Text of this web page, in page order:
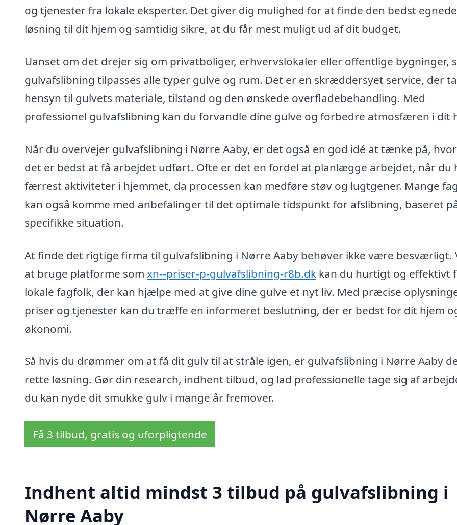
og tjenester fra lokale eksperter. Det giver dig mulighed for at finde den bedst egnede
løsning til dit hjem og samtidig sikre, at du får mest muligt ud af dit budget.
Uanset om det drejer sig om privatboliger, erhvervslokaler eller offentlige bygninger,
gulvafslibning tilpasses alle typer gulve og rum. Det er en skræddersyet service, der
hensyn til gulvets materiale, tilstand og den ønskede overfladebehandling. Med
professionel gulvafslibning kan du forvandle dine gulve og forbedre atmosfæren i dit
Når du overvejer gulvafslibning i Nørre Aaby, er det også en god idé at tænke på,
det er bedst at få arbejdet udført. Ofte er det en fordel at planlægge arbejdet, når du
færrest aktiviteter i hjemmet, da processen kan medføre støv og lugtgener. Mange
kan også komme med anbefalinger til det optimale tidspunkt for afslibning, baseret
specifikke situation.
At finde det rigtige firma til gulvafslibning i Nørre Aaby behøver ikke være besværligt.
at bruge platforme som xn--priser-p-gulvafslibning-r8b.dk kan du hurtigt og effektivt
lokale fagfolk, der kan hjælpe med at give dine gulve et nyt liv. Med præcise
priser og tjenester kan du træffe en informeret beslutning, der er bedst for dit hjem
økonomi.
Så hvis du drømmer om at få dit gulv til at stråle igen, er gulvafslibning i Nørre Aaby
rette løsning. Gør din research, indhent tilbud, og lad professionelle tage sig af
du kan nyde dit smukke gulv i mange år fremover.
Få 3 tilbud, gratis og uforpligtende
Indhent altid mindst 3 tilbud på gulvafslibning i
Nørre Aaby